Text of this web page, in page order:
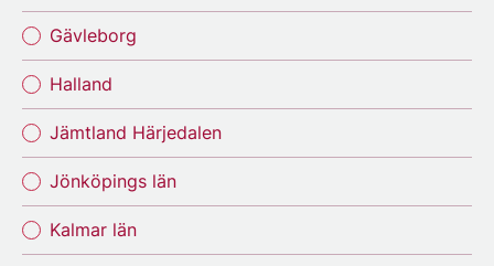
Gävleborg
Halland
Jämtland Härjedalen
Jönköpings län
Kalmar län